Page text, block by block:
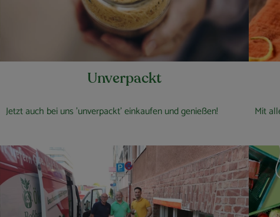
Unverpackt
Jetzt auch bei uns 'unverpackt' einkaufen und genießen! Mit